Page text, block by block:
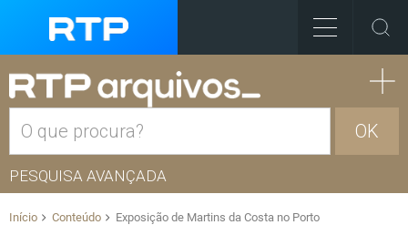
OK
PESQUISA AVANÇADA
Início Conteúdo Exposição de Martins da Costa no Porto